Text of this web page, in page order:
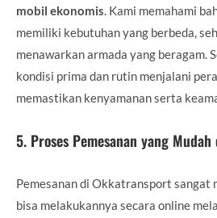
mobil ekonomis . Kami memahami
memiliki kebutuhan yang berbeda,
menawarkan armada yang beragam.
kondisi prima dan rutin menjalani
memastikan kenyamanan serta
5. Proses Pemesanan yang
Pemesanan di Okkatransport sangat
bisa melakukannya secara online